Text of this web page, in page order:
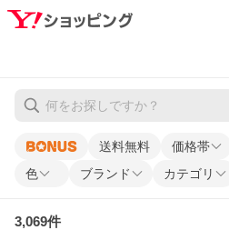
送料無料 価格帯
色
ブランド カテゴリ
3,069件